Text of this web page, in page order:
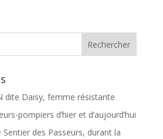
dite Daisy, femme résistante
pompiers d’hier et d’aujourd’hui
Sentier des Passeurs, durant la